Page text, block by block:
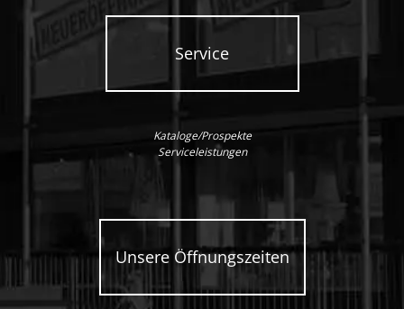
Service
Kataloge/Prospekte
Serviceleistungen
Unsere Öffnungszeiten